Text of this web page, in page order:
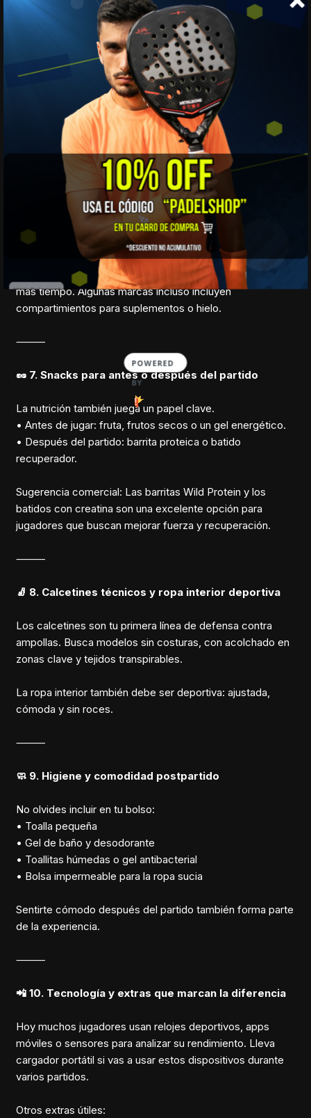
Evita el algodón, ya que retiene la humedad y puede
incomodarte durante el juego.
Lleva también:
• Una muda completa para después del partido
• Cortavientos o chaqueta ligera si juegas al aire libre
• Gorra o visera para el sol
💧 6. Hidratación inteligente
Llevar una botella reutilizable es esencial. Si el partido será
intenso o en clima caluroso, considera una bebida
isotónica para reponer electrolitos.
Tip útil: Las botellas térmicas mantienen el agua fría por
más tiempo. Algunas marcas incluso incluyen
compartimientos para suplementos o hielo.
⸻
🥜 7. Snacks para antes o después del partido
La nutrición también juega un papel clave.
• Antes de jugar: fruta, frutos secos o un gel energético.
• Después del partido: barrita proteica o batido
recuperador.
Sugerencia comercial: Las barritas Wild Protein y los
batidos con creatina son una excelente opción para
jugadores que buscan mejorar fuerza y recuperación.
⸻
🧦 8. Calcetines técnicos y ropa interior deportiva
Los calcetines son tu primera línea de defensa contra
ampollas. Busca modelos sin costuras, con acolchado en
zonas clave y tejidos transpirables.
La ropa interior también debe ser deportiva: ajustada,
cómoda y sin roces.
⸻
🧼 9. Higiene y comodidad postpartido
No olvides incluir en tu bolso:
• Toalla pequeña
• Gel de baño y desodorante
• Toallitas húmedas o gel antibacterial
• Bolsa impermeable para la ropa sucia
Sentirte cómodo después del partido también forma parte
de la experiencia.
⸻
📲 10. Tecnología y extras que marcan la diferencia
Hoy muchos jugadores usan relojes deportivos, apps
móviles o sensores para analizar su rendimiento. Lleva
cargador portátil si vas a usar estos dispositivos durante
varios partidos.
Otros extras útiles:
POWERED
BY